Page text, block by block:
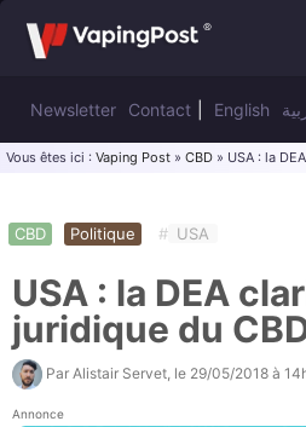
Newsletter Contact English
Vous êtes ici : Vaping Post » CBD » USA : la
CBD Politique # USA
USA : la DEA
juridique du
Par Alistair Servet , le 29/05/2018 à
Annonce